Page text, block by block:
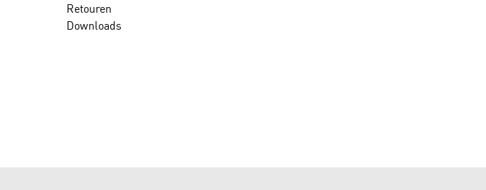
Retouren
Downloads